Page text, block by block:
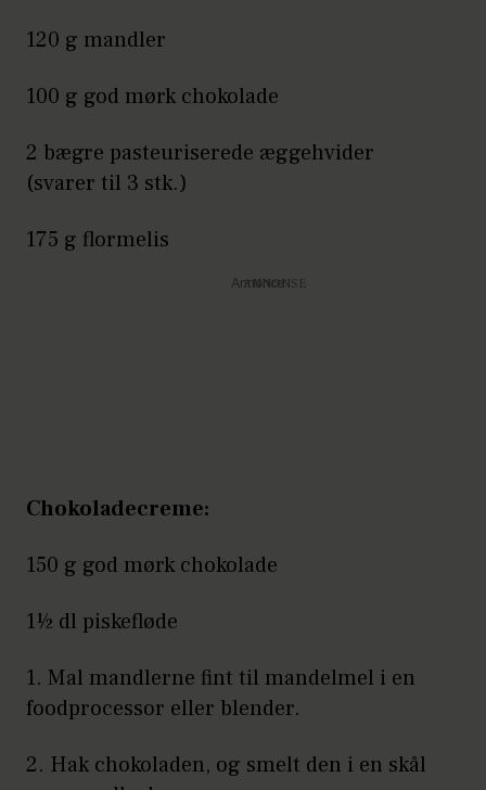
120 g mandler
100 g god mørk chokolade
2 bægre pasteuriserede æggehvider
(svarer til 3 stk.)
175 g flormelis
Annonce
Chokoladecreme:
150 g god mørk chokolade
1½ dl piskefløde
1. Mal mandlerne fint til mandelmel i en
foodprocessor eller blender.
2. Hak chokoladen, og smelt den i en skål